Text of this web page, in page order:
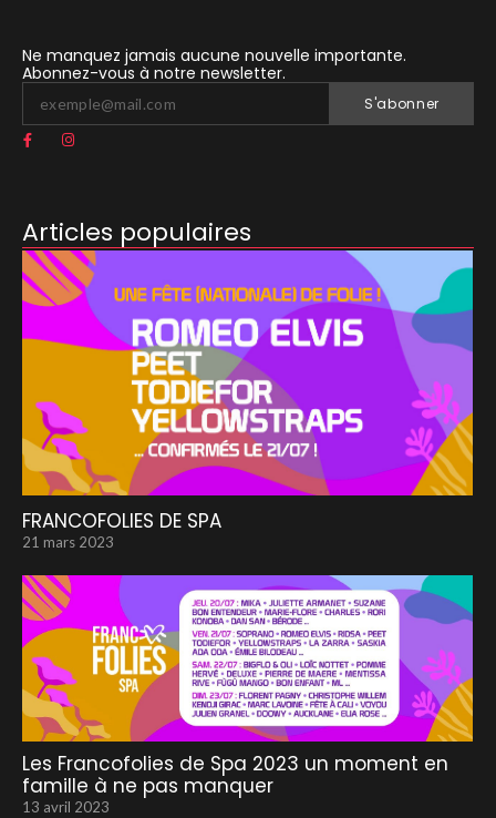
Ne manquez jamais aucune nouvelle importante.
Abonnez-vous à notre newsletter.
S'abonner
Articles populaires
FRANCOFOLIES DE SPA
21 mars 2023
Les Francofolies de Spa 2023 un moment en
famille à ne pas manquer
13 avril 2023